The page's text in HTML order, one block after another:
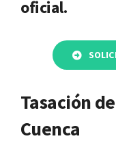
oficial.
Tasación
Cuenca